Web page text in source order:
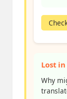
Lost
Why